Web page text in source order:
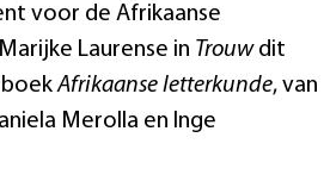
voor de Afrikaanse
Laurense in Trouwdit
boekAfrikaanse letterkunde, van
Merolla en Inge